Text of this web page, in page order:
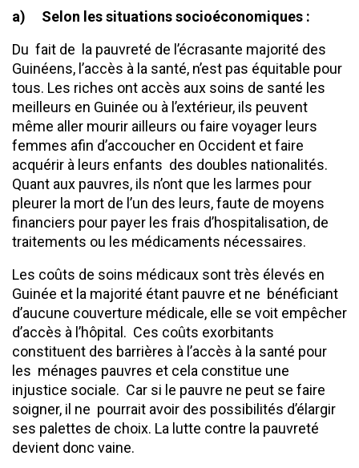
a) Selon les situations socioéconomiques :
Du fait de la pauvreté de l’écrasante majorité des
Guinéens, l’accès à la santé, n’est pas équitable pour
tous. Les riches ont accès aux soins de santé les
meilleurs en Guinée ou à l’extérieur, ils peuvent
même aller mourir ailleurs ou faire voyager leurs
femmes afin d’accoucher en Occident et faire
acquérir à leurs enfants des doubles nationalités.
Quant aux pauvres, ils n’ont que les larmes pour
pleurer la mort de l’un des leurs, faute de moyens
financiers pour payer les frais d’hospitalisation, de
traitements ou les médicaments nécessaires.
Les coûts de soins médicaux sont très élevés en
Guinée et la majorité étant pauvre et ne bénéficiant
d’aucune couverture médicale, elle se voit empêcher
d’accès à l’hôpital. Ces coûts exorbitants
constituent des barrières à l’accès à la santé pour
les ménages pauvres et cela constitue une
injustice sociale. Car si le pauvre ne peut se faire
soigner, il ne pourrait avoir des possibilités d’élargir
ses palettes de choix. La lutte contre la pauvreté
devient donc vaine.